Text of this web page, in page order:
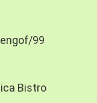
99
Bistro